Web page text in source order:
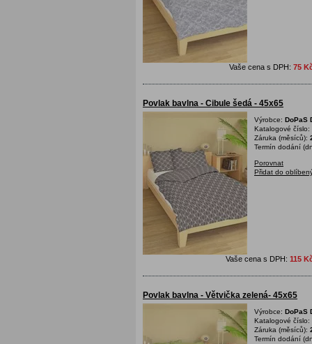
Vaše cena s DPH: 75
Povlak bavlna - Cibule šedá - 45x65
Výrobce: DoPaS
Katalogové číslo:
Záruka (měsíců):
Termín dodání
Porovnat
Přidat do
Vaše cena s DPH: 115
Povlak bavlna - Větvička zelená- 45x65
Výrobce: DoPaS
Katalogové číslo:
Záruka (měsíců):
Termín dodání